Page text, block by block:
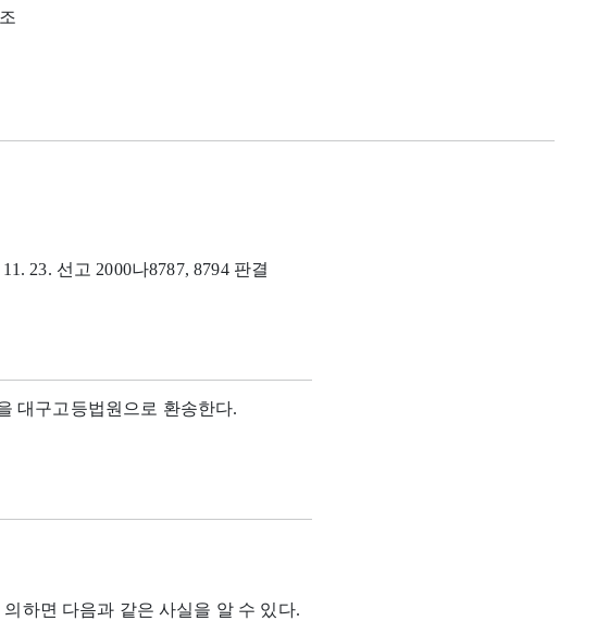
23. 선고 2000나8787, 8794 판결
대구고등법원으로 환송한다.
하면 다음과 같은 사실을 알 수 있다.